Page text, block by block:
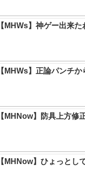
【MHWs】神ゲー出来
【MHWs】正論パンチ
【MHNow】防具上方修
【MHNow】ひょっとし